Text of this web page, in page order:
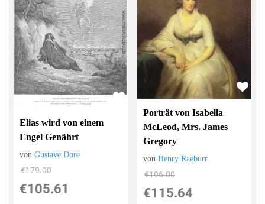
Elias wird von einem
Engel Genährt
vonGustave Dore
€179.00
€105.61
Porträt von Isabella
McLeod, Mrs. James
Gregory
vonHenry Raeburn
€196.00
€115.64